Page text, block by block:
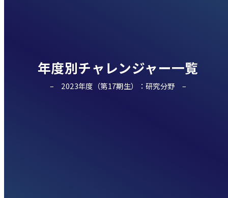
年度別チャレンジャー一覧
2023年度（第17期生）：研究分野